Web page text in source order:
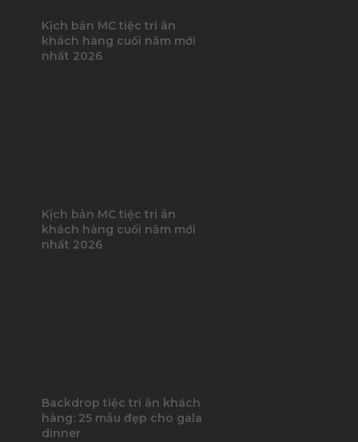
Kịch bản MC tiệc tri ân
khách hàng cuối năm mới
nhất 2026
Kịch bản MC tiệc tri ân
khách hàng cuối năm mới
nhất 2026
Backdrop tiệc tri ân khách
hàng: 25 mẫu đẹp cho gala
dinner